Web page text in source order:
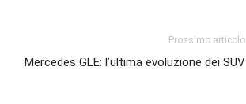
Prossimo articolo
Mercedes GLE: l’ultima evoluzione dei SUV